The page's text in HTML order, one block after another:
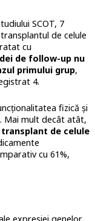
SCOT, 7
de celule
cu
de follow-up nu
primului grup,
4.
fizică și
Mai mult decât atât,
de celule
cu 61%,
expresiei genelor